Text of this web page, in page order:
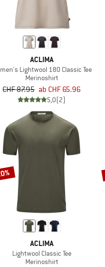
ACLIMA
Lightwool 180 Classic Tee
Merinoshirt
CHF 87.95 ab CHF 65.96
5,0(2)
ACLIMA
Lightwool Classic Tee
Merinoshirt